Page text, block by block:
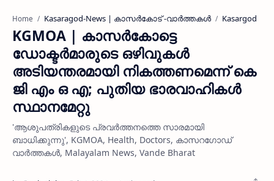
Home Kasaragod-News | കാസര്‍കോട് -വാര്‍ത്തകള്‍ Kasargod
KGMOA | കാസർകോട്ടെ
ഡോക്ടർമാരുടെ ഒഴിവുകൾ
അടിയന്തരമായി നികത്തണമെന്ന് കെ
ജി എം ഒ എ; പുതിയ ഭാരവാഹികൾ
സ്ഥാനമേറ്റു
'ആശുപത്രികളുടെ പ്രവർത്തനത്തെ സാരമായി
ബാധിക്കുന്നു', KGMOA, Health, Doctors, കാസറഗോഡ്
വാര്‍ത്തകള്‍, Malayalam News, Vande Bharat